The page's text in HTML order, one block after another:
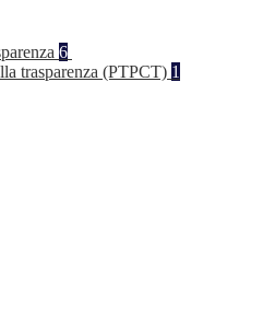
6
trasparenza (PTPCT) 1